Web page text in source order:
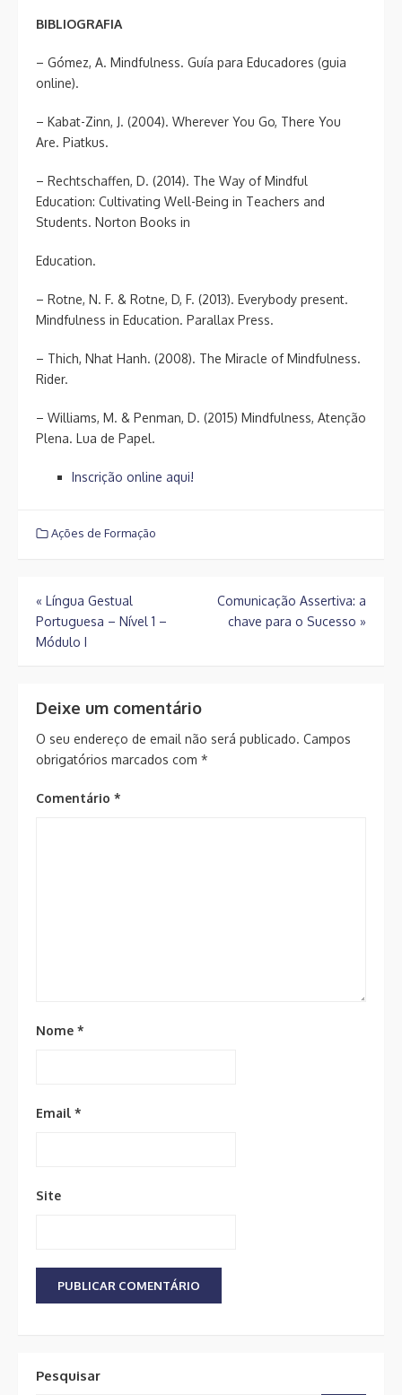
BIBLIOGRAFIA
– Gómez, A. Mindfulness. Guía para Educadores (guia
online).
– Kabat-Zinn, J. (2004). Wherever You Go, There You
Are. Piatkus.
– Rechtschaffen, D. (2014). The Way of Mindful
Education: Cultivating Well-Being in Teachers and
Students. Norton Books in
Education.
– Rotne, N. F. & Rotne, D, F. (2013). Everybody present.
Mindfulness in Education. Parallax Press.
– Thich, Nhat Hanh. (2008). The Miracle of Mindfulness.
Rider.
– Williams, M. & Penman, D. (2015) Mindfulness, Atenção
Plena. Lua de Papel.
Inscrição online aqui!
Ações de Formação
Navegação
de
artigos
« Língua Gestual
Portuguesa – Nível 1 –
Módulo I
Comunicação Assertiva: a
chave para o Sucesso »
Deixe um comentário
O seu endereço de email não será publicado. Campos
obrigatórios marcados com *
Comentário *
Nome *
Email *
Site
Pesquisar